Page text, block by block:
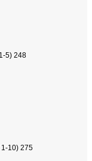
5) 248
1-10) 275